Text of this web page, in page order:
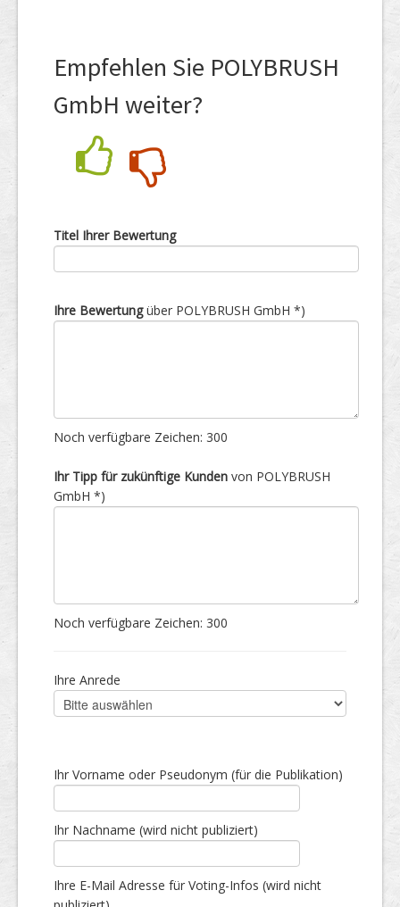
Empfehlen Sie POLYBRUSH
GmbH weiter?
Titel Ihrer Bewertung
Ihre Bewertungüber POLYBRUSH GmbH *)
Noch verfügbare Zeichen: 300
Ihr Tipp für zukünftige Kunden von POLYBRUSH
GmbH *)
Noch verfügbare Zeichen: 300
Ihre Anrede
Ihr Vorname oder Pseudonym (für die Publikation)
Ihr Nachname (wird nicht publiziert)
Ihre E-Mail Adresse für Voting-Infos (wird nicht